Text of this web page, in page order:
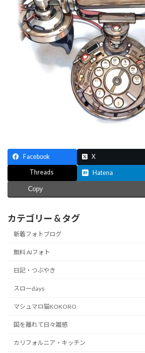
Facebook X
Threads Hatena
Copy
カテゴリー & タグ
新着フォトブログ
無料 AIフォト
日記・つぶやき
スローdays
マシュマロ猫KOKORO
国を離れて日々雑感
カリフォルニア・キッチン